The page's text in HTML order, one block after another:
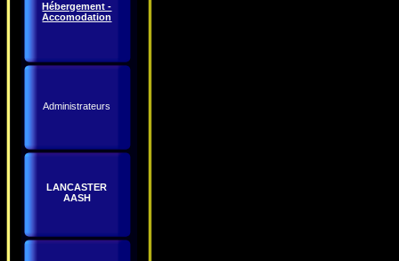
Hébergement -
Accomodation
Administrateurs
LANCASTER
AASH